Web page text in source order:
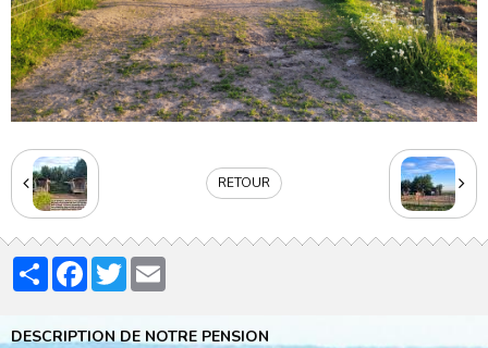
RETOUR
PartagerFacebook
Twitter
DESCRIPTION DE NOTRE PENSION